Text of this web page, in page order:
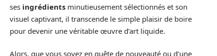
ses ingrédients minutieusement sélectionnés et son
visuel captivant, il transcende le simple plaisir de boire
pour devenir une véritable œuvre d’art liquide.
Alors, que vous soyez en quête de nouveauté ou d’une